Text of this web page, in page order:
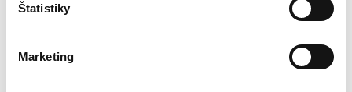
Štatistiky
Marketing